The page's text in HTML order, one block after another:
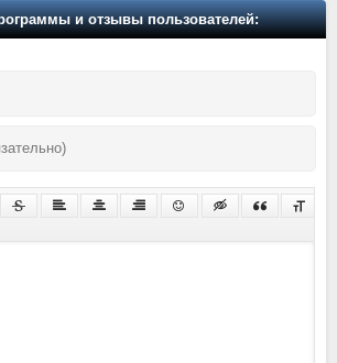
и отзывы пользователей: